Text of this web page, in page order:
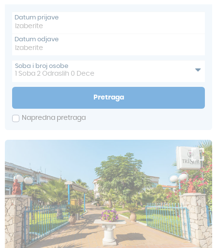
Datum prijave
Datum odjave
Soba i broj osobe
Soba 2 Odraslih 0 Dece
Pretraga
Napredna pretraga